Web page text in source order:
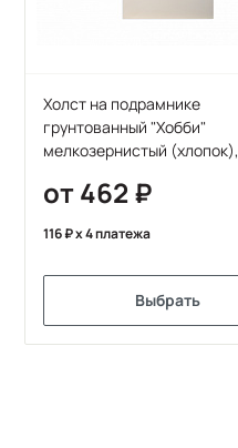
Холст на подрамнике
грунтованный "Хобби"
мелкозернистый (хлопок),
от 462
116 x 4 платежа
Выбрать